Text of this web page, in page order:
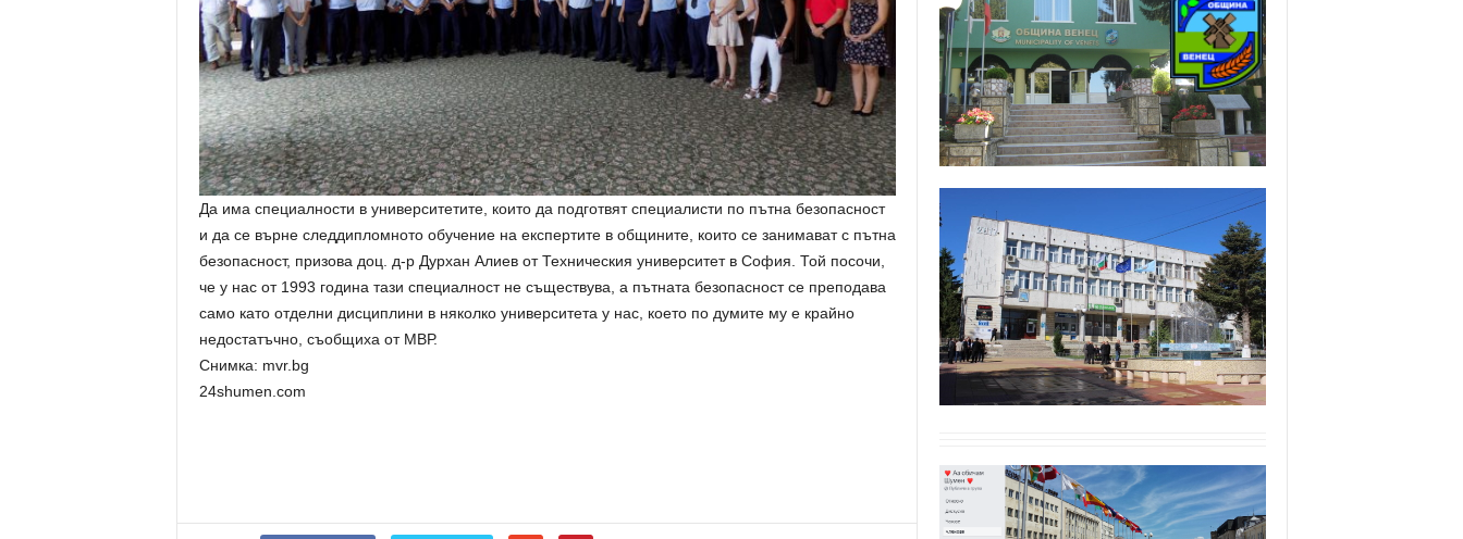
Да има специалности в университетите, които да подготвят специалисти по пътна безопасност
и да се върне следдипломното обучение на експертите в общините, които се занимават с пътна
безопасност, призова доц. д-р Дурхан Алиев от Техническия университет в София. Той посочи,
че у нас от 1993 година тази специалност не съществува, а пътната безопасност се преподава
само като отделни дисциплини в няколко университета у нас, което по думите му е крайно
недостатъчно, съобщиха от МВР.
Снимка: mvr.bg
24shumen.com